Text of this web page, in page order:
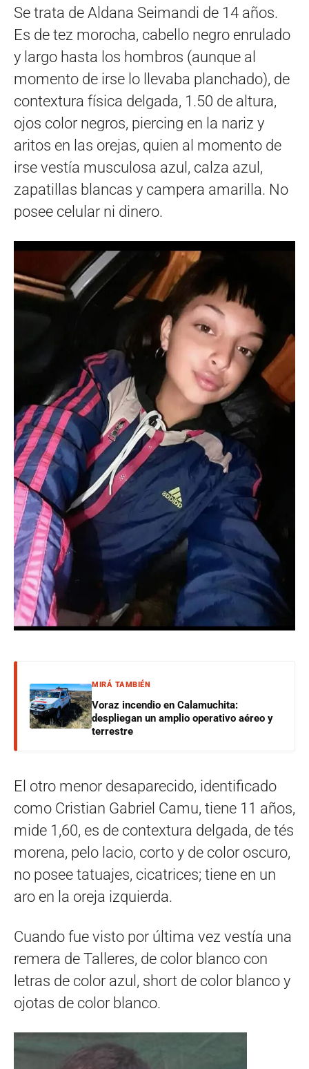
Se trata de Aldana Seimandi de 14 años.
Es de tez morocha, cabello negro enrulado
y largo hasta los hombros (aunque al
momento de irse lo llevaba planchado), de
contextura física delgada, 1.50 de altura,
ojos color negros, piercing en la nariz y
aritos en las orejas, quien al momento de
irse vestía musculosa azul, calza azul,
zapatillas blancas y campera amarilla. No
posee celular ni dinero.
MIRÁ TAMBIÉN
Voraz incendio en Calamuchita:
despliegan un amplio operativo aéreo y
terrestre
El otro menor desaparecido, identificado
como Cristian Gabriel Camu, tiene 11 años,
mide 1,60, es de contextura delgada, de tés
morena, pelo lacio, corto y de color oscuro,
no posee tatuajes, cicatrices; tiene en un
aro en la oreja izquierda.
Cuando fue visto por última vez vestía una
remera de Talleres, de color blanco con
letras de color azul, short de color blanco y
ojotas de color blanco.